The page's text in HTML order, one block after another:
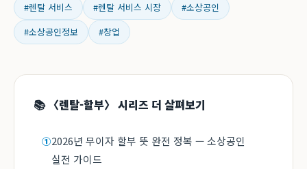
#렌탈 서비스 #렌탈 서비스 시장
#소상공인
#소상공인정보
#창업
📚 〈렌탈-할부〉 시리즈 더 살펴보기
①2026년 무이자 할부 뜻 완전 정복 — 소상공인
실전 가이드